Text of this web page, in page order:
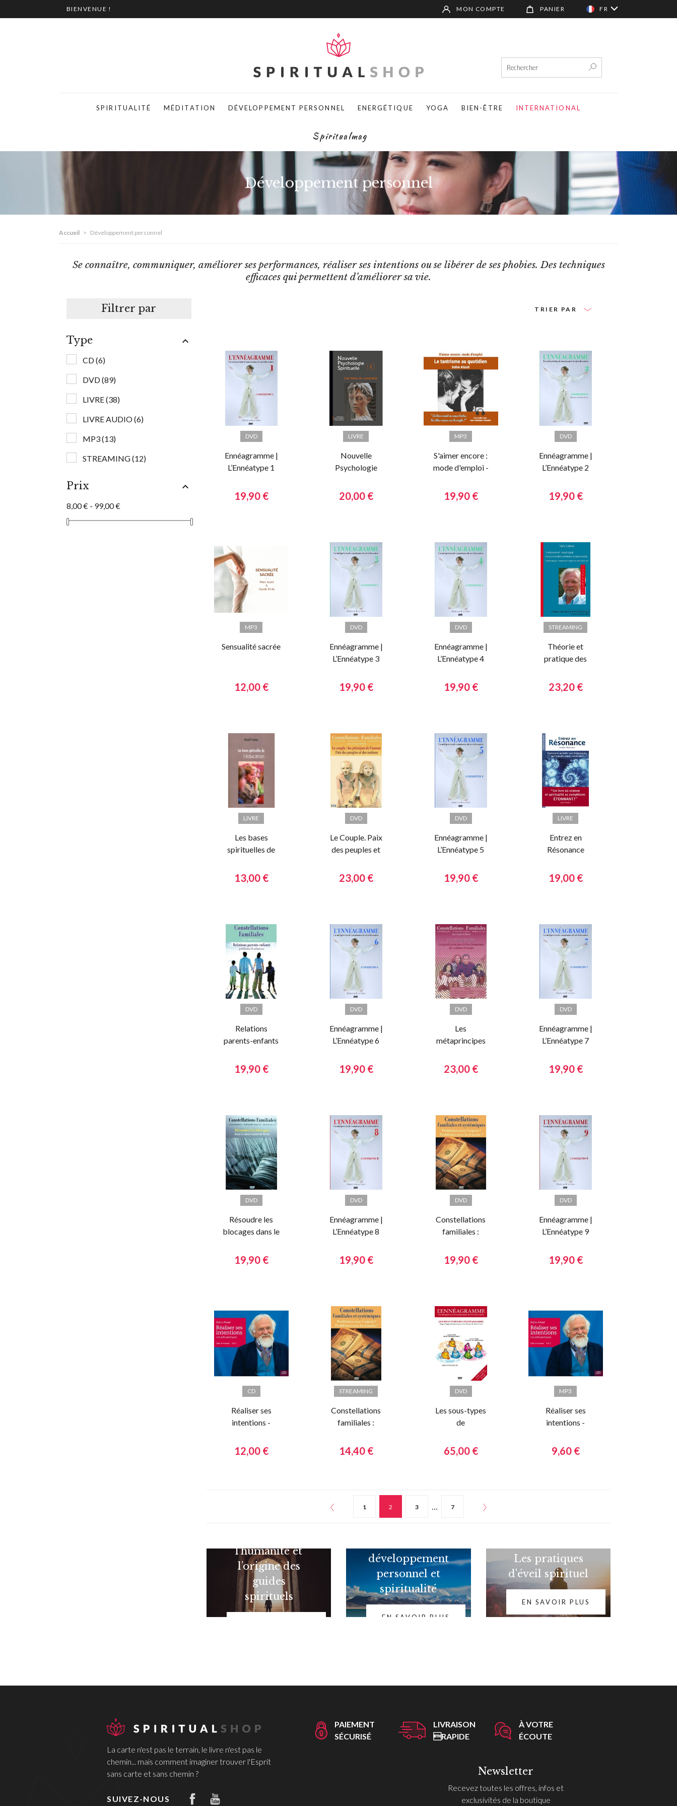
BIENVENUE ! MON COMPTE PANIER FR
SPIRITUALITÉ MÉDITATION DÉVELOPPEMENT PERSONNEL ENERGÉTIQUE YOGA BIEN-ÊTRE INTERNATIONAL
Spiritualmag
Développement personnel
Accueil > Développement personnel
Se connaître, communiquer, améliorer ses performances, réaliser ses intentions ou se libérer de ses phobies. Des techniques
efficaces qui permettent d’améliorer sa vie.
Filtrer par
Type 
CD(6)
DVD(89)
LIVRE(38)
LIVRE AUDIO(6)
MP3(13)
STREAMING(12)
Prix 
8,00 € - 99,00 €
TRIER PAR
DVD
Ennéagramme |
L’Ennéatype 1
19,90 €
LIVRE
Nouvelle
Psychologie
2 | Les traits du
caractère
20,00 €
MP3
S'aimer encore :
mode d'emploi -
quotidien - Livre
audio
19,90 €
DVD
Ennéagramme |
L’Ennéatype 2
19,90 €
MP3
Sensualité sacrée
12,00 €
DVD
Ennéagramme |
L’Ennéatype 3
19,90 €
DVD
Ennéagramme |
L’Ennéatype 4
19,90 €
STREAMING
Théorie et
pratique des
familiales
23,20 €
LIVRE
Les bases
spirituelles de
13,00 €
DVD
Le Couple. Paix
des peuples et
23,00 €
DVD
Ennéagramme |
L’Ennéatype 5
19,90 €
LIVRE
Entrez en
Résonance
19,00 €
DVD
Relations
parents-enfants
19,90 €
DVD
Ennéagramme |
L’Ennéatype 6
19,90 €
DVD
Les
métaprincipes
23,00 €
DVD
Ennéagramme |
L’Ennéatype 7
19,90 €
DVD
Résoudre les
blocages dans le
vie
19,90 €
DVD
Ennéagramme |
L’Ennéatype 8
19,90 €
DVD
Constellations
familiales :
réussite
19,90 €
DVD
Ennéagramme |
L’Ennéatype 9
19,90 €
CD
Réaliser ses
intentions -
pratiques
12,00 €
STREAMING
Constellations
familiales :
réussite
14,40 €
DVD
Les sous-types
de
65,00 €
MP3
Réaliser ses
intentions -
pratiques
9,60 €
1 2 3 7
l’humanité et
l’origine des
guides
spirituels
développement
personnel et
spiritualité
EN SAVOIR PLUS
Les pratiques
d'éveil spirituel
EN SAVOIR PLUS
La carte n'est pas le terrain, le livre n'est pas le
chemin... mais comment imaginer trouver l'Esprit
sans carte et sans chemin ?
SUIVEZ-NOUS
PAIEMENT
SÉCURISÉ
LIVRAISON
RAPIDE
À VOTRE
ÉCOUTE
Newsletter
Recevez toutes les offres, infos et
exclusivités de la boutique